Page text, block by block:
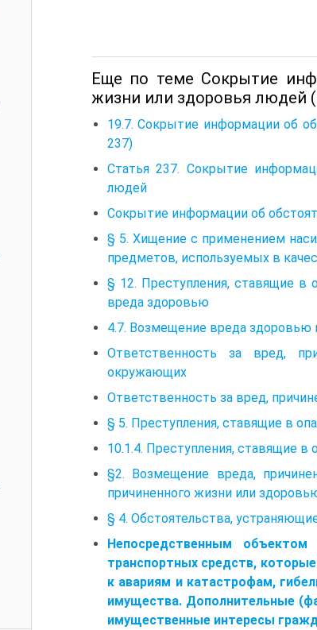
Еще по теме Сокрытие
жизни или здоровья людей
19.7. Сокрытие информации об
237)
Статья 237. Сокрытие
людей
Сокрытие информации об
§ 5. Хищение с применением
предметов, используемых в
§ 12. Преступления, ставящие в
вреда здоровью
4.7. Возмещение вреда
Ответственность за вред,
окружающих
Ответственность за вред,
§ 5. Преступления, ставящие в
10.1.4. Преступления, ставящие
§2. Возмещение вреда,
причиненного жизни или
§ 4. Обстоятельства,
Непосредственным объектом
транспортных средств,
к авариям и катастрофам,
имущества. Дополнительные
имущественные интересы